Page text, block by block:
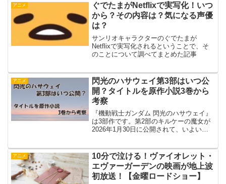
アニメ
ぐでたまがNetflixで実写化！いつ
から？その内容は？気になる声優
は？
サンリオキャラクターのぐでたまが
Netflixで実写化されるということで、そ
のことについて調べてまとめた記事
アニメ
閃光のハサウェイ第3部はいつ公
開？タイトルを原作小説3巻から
考察
『機動戦士ガンダム 閃光のハサウェイ』
は3部作です。第2部のキルケーの魔女が
2026年1月30日に公開されて、いよいよ
すよね。さらに8月には配信も始まりま
す。この記...
アニメ
10分で泣ける！ヴァイオレット・
エヴァーガーデンの映画が地上波
初放送！【金曜ロードショー】